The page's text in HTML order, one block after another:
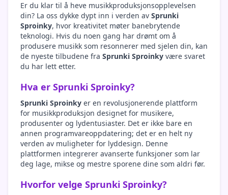
Er du klar til å heve musikkproduksjonsopplevelsen
din? La oss dykke dypt inn i verden av Sprunki
Sproinky, hvor kreativitet møter banebrytende
teknologi. Hvis du noen gang har drømt om å
produsere musikk som resonnerer med sjelen din, kan
de nyeste tilbudene fra Sprunki Sproinky være svaret
du har lett etter.
Hva er Sprunki Sproinky?
Sprunki Sproinky er en revolusjonerende plattform
for musikkproduksjon designet for musikere,
produsenter og lydentusiaster. Det er ikke bare en
annen programvareoppdatering; det er en helt ny
verden av muligheter for lyddesign. Denne
plattformen integrerer avanserte funksjoner som lar
deg lage, mikse og mestre sporene dine som aldri før.
Hvorfor velge Sprunki Sproinky?